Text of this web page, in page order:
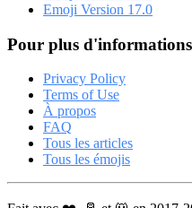
Emoji Version 17.0
Pour plus d'informations
Privacy Policy
Terms of Use
À propos
FAQ
Tous les articles
Tous les émojis